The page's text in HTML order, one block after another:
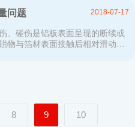
问题
、碰伤是铝板表面呈现的断续或
物与箔材表面接触后相对滑动时
2018-07-17
8 9 10